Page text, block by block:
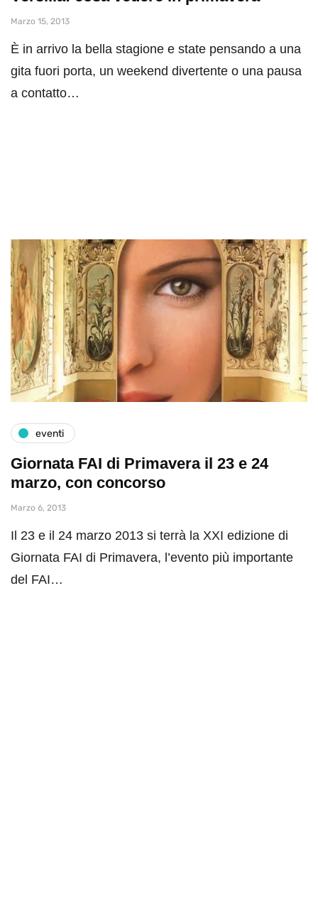
Marzo 15, 2013
È in arrivo la bella stagione e state pensando a una
gita fuori porta, un weekend divertente o una pausa
a contatto…
eventi
Giornata FAI di Primavera il 23 e 24
marzo, con concorso
Marzo 6, 2013
Il 23 e il 24 marzo 2013 si terrà la XXI edizione di
Giornata FAI di Primavera, l’evento più importante
del FAI…